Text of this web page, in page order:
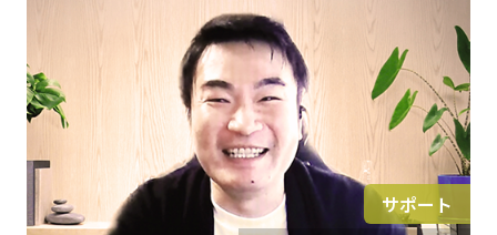
サポート